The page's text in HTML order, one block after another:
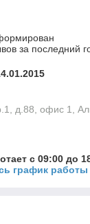
за последний
д.88, офис 1,
с 09:00 до
график работы